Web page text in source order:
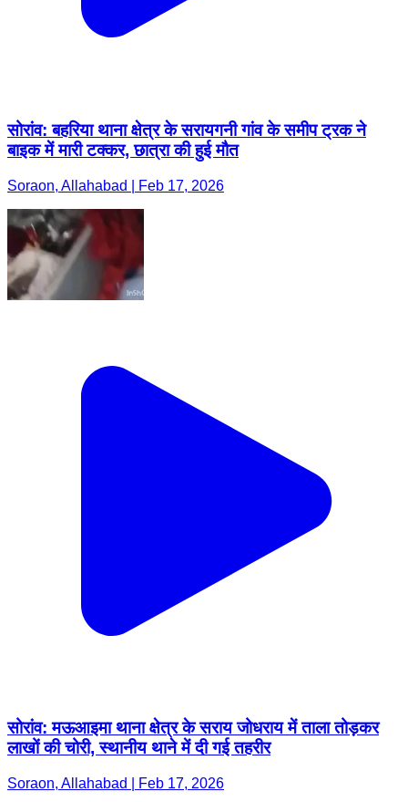
सोरांव: बहरिया थाना क्षेत्र के सरायगनी गांव के समीप ट्रक ने
बाइक में मारी टक्कर, छात्रा की हुई मौत
Soraon, Allahabad | Feb 17, 2026
सोरांव: मऊआइमा थाना क्षेत्र के सराय जोधराय में ताला तोड़कर
लाखों की चोरी, स्थानीय थाने में दी गई तहरीर
Soraon, Allahabad | Feb 17, 2026